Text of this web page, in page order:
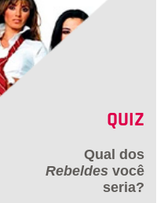
QUIZ
Qual dos
Rebeldes você
seria?